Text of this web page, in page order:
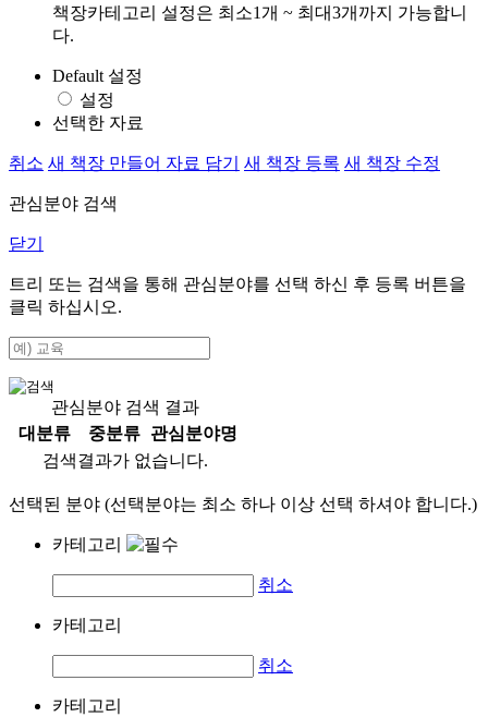
책장카테고리 설정은 최소1개 ~ 최대3개까지 가능합니
다.
Default 설정
설정
선택한 자료
취소 새 책장 만들어 자료 담기 새 책장 등록 새 책장 수정
관심분야 검색
닫기
트리 또는 검색을 통해 관심분야를 선택 하신 후 등록 버튼을
클릭 하십시오.
관심분야 검색 결과
대분류
중분류
관심분야명
검색결과가 없습니다.
선택된 분야 (선택분야는 최소 하나 이상 선택 하셔야 합니다.)
카테고리
취소
카테고리
취소
카테고리